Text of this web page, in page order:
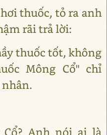
thuốc, tỏ ra anh
rãi trả lời:
thuốc tốt, không
Mông Cổ" chỉ
Anh nói ai là